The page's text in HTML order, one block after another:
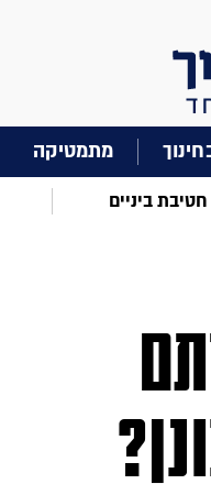
מתמטיקה
חטיבת ביניים